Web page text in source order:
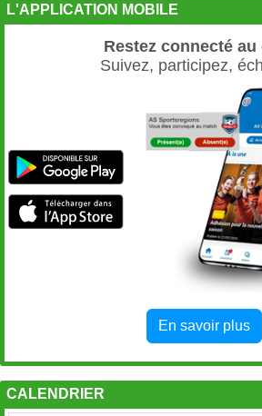
L'APPLICATION MOBILE
Restez connecté au
Suivez, participez,
En savoir plus
CALENDRIER